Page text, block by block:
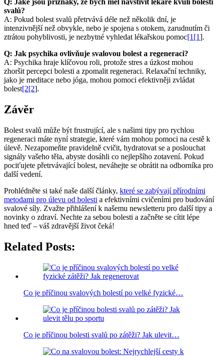
Q: Jaké jsou příznaky, že bych měl navštívit lékaře kvůli bolesti
svalů?
A: Pokud bolest svalů přetrvává déle než několik dní, je
intenzivnější než obvykle, nebo je spojena s otokem, zarudnutím či
ztrátou pohyblivosti, je nezbytné vyhledat lékařskou pomoc[1[1].
Q: Jak psychika ovlivňuje svalovou bolest a regeneraci?
A: Psychika hraje klíčovou roli, protože stres a úzkost mohou
zhoršit percepci bolesti a zpomalit regeneraci. Relaxační techniky,
jako je meditace nebo jóga, mohou pomoci efektivněji zvládat
bolest[2[2].
Závěr
Bolest svalů může být frustrující, ale s našimi tipy pro rychlou
regeneraci máte nyní strategie, které vám mohou pomoci na cestě k
úlevě. Nezapomeňte pravidelně cvičit, hydratovat se a poslouchat
signály vašeho těla, abyste dosáhli co nejlepšího zotavení. Pokud
pociťujete přetrvávající bolest, neváhejte se obrátit na odborníka pro
další vedení.
Prohlédněte si také naše další články, které se zabývají přírodními
metodami pro úlevu od bolesti a efektivními cvičeními pro budování
svalové síly. Zvažte přihlášení k našemu newsletteru pro další tipy a
novinky o zdraví. Nechte za sebou bolesti a začněte se cítit lépe
hned teď – váš zdravější život čeká!
Related Posts:
Co je příčinou svalových bolestí po velké fyzické…
Co je příčinou bolesti svalů po zátěži? Jak ulevit…